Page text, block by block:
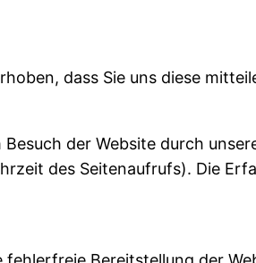
dass Sie uns diese
der Website durch
des Seitenaufrufs). Die